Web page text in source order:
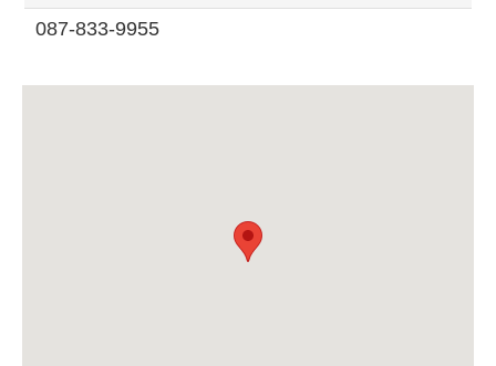
087-833-9955